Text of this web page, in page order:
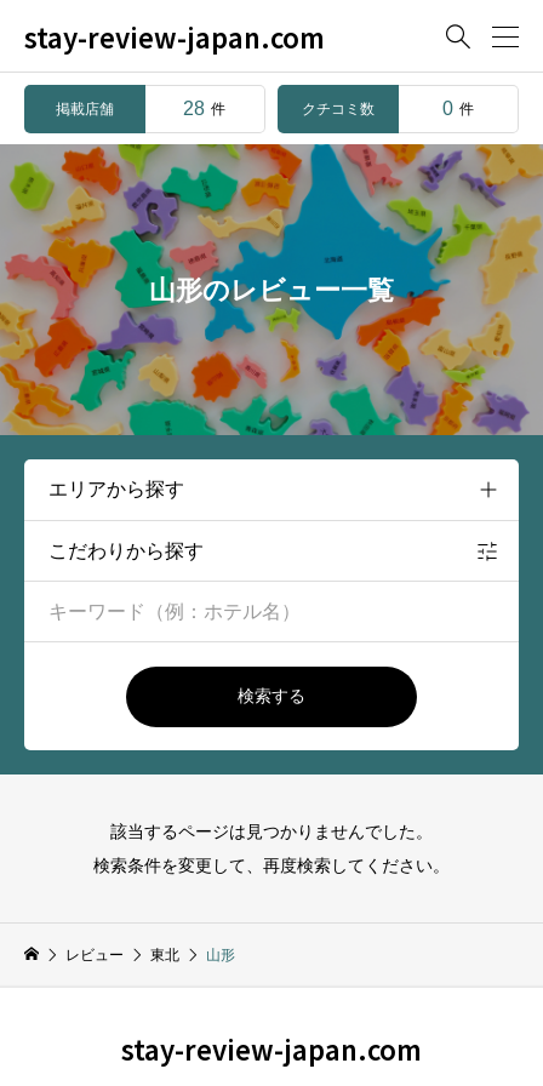
stay-review-japan.com 
掲載店舗 28 件 クチコミ数 0 件
山形のレビュー一覧
こだわりから探す
検索する
該当するページは見つかりませんでした。
検索条件を変更して、再度検索してください。
レビュー 東北 山形
stay-review-japan.com